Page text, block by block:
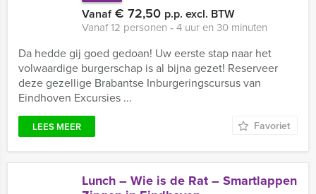
Vanaf€ 72,50 p.p. excl. BTW
Vanaf 12 personen ‐ 4 uur en 30 minuten
Da hedde gij goed gedoan! Uw eerste stap naar het
volwaardige burgerschap is al bijna gezet! Reserveer
deze gezellige Brabantse Inburgeringscursus van
Eindhoven Excursies ...
LEES MEER Favoriet
Lunch – Wie is de Rat – Smartlappen